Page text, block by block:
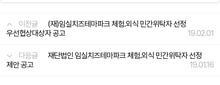
이전글
(재)임실치즈테마파크 체험.외식 민간위탁자 선정
우선협상대상자 공고
19.02.01
다음글
재단법인 임실치즈테마파크 체험.외식 민간위탁자 선정
제안 공고
19.01.16